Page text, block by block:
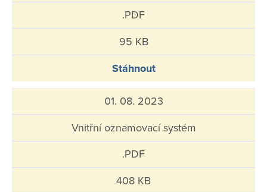
.PDF
95 KB
Stáhnout
01. 08. 2023
Vnitřní oznamovací systém
.PDF
408 KB